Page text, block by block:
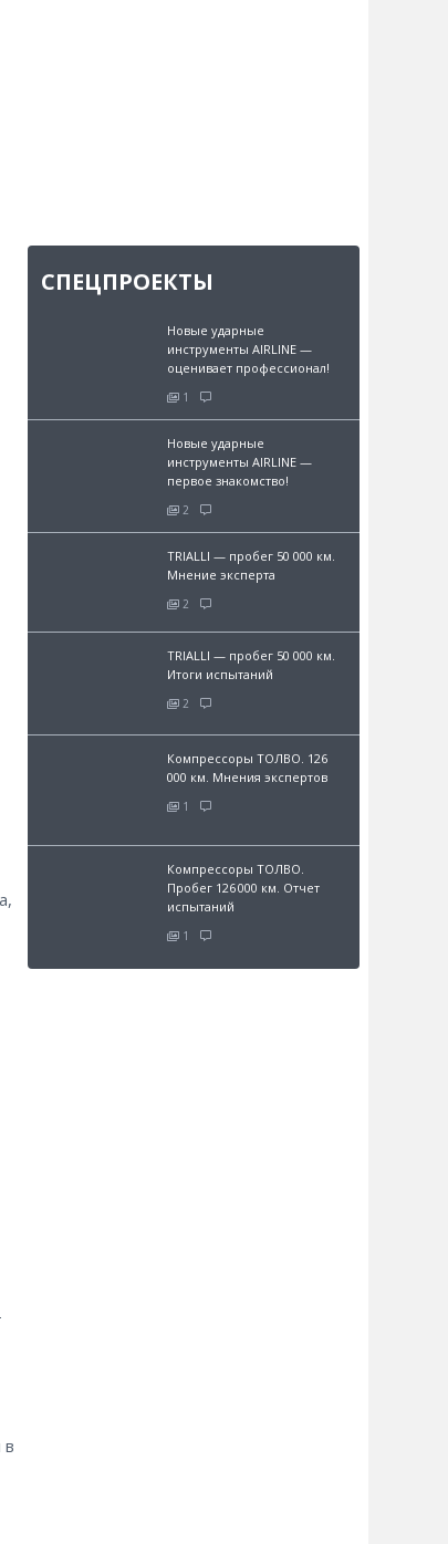
СПЕЦПРОЕКТЫ
Новые ударные
инструменты AIRLINE —
оценивает профессионал!
1
Новые ударные
инструменты AIRLINE —
первое знакомство!
2
TRIALLI — пробег 50 000 км.
Мнение эксперта
2
TRIALLI — пробег 50 000 км.
Итоги испытаний
2
Компрессоры ТОЛВО. 126
000 км. Мнения экспертов
1
Компрессоры ТОЛВО.
Пробег 126 000 км. Отчет
испытаний
1